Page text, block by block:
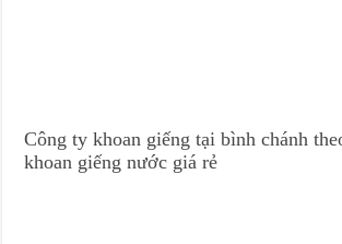
Công ty khoan giếng tại bình chánh
khoan giếng nước giá rẻ